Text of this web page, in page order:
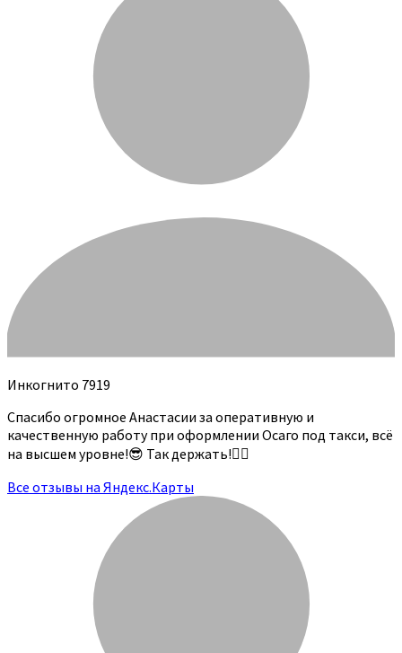
Инкогнито 7919
Спасибо огромное Анастасии за оперативную и
качественную работу при оформлении Осаго под такси, всё
на высшем уровне!😎 Так держать!👍🏻
Все отзывы на Яндекс.Карты